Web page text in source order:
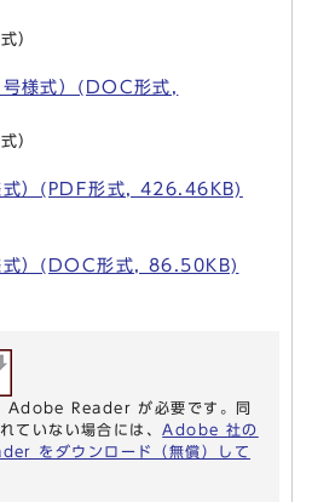
）
様式）(DOC形式,
）
式）(PDF形式, 426.46KB)
式）(DOC形式, 86.50KB)
Adobe Reader が必要です。同
ていない場合には、 Adobe 社の
をダウンロード（無償）して